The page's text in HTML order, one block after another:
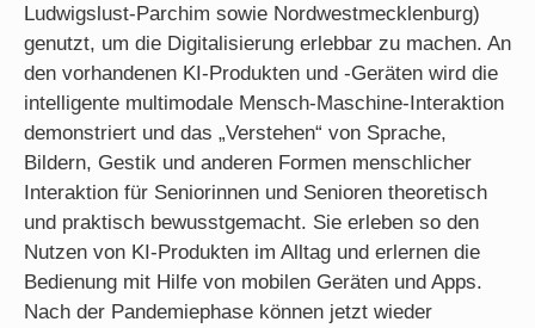
Ludwigslust-Parchim sowie Nordwestmecklenburg)
genutzt, um die Digitalisierung erlebbar zu machen. An
den vorhandenen KI-Produkten und -Geräten wird die
intelligente multimodale Mensch-Maschine-Interaktion
demonstriert und das „Verstehen“ von Sprache,
Bildern, Gestik und anderen Formen menschlicher
Interaktion für Seniorinnen und Senioren theoretisch
und praktisch bewusstgemacht. Sie erleben so den
Nutzen von KI-Produkten im Alltag und erlernen die
Bedienung mit Hilfe von mobilen Geräten und Apps.
Nach der Pandemiephase können jetzt wieder